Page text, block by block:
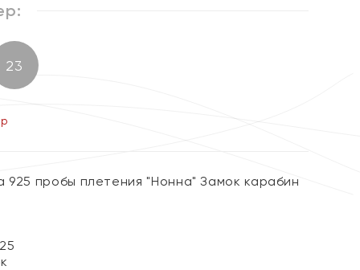
23
925 пробы плетения "Нонна" Замок карабин